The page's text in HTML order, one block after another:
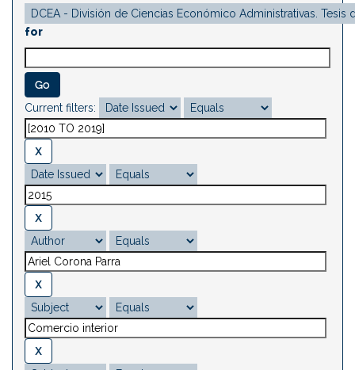
for
Current filters: